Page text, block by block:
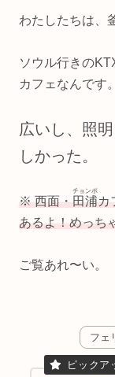
わたしたちは、
ソウル行きの
カフェなんです。
広いし、照
しかった。
※ 西面・田浦
チョンポ
カ
あるよ！めっち
ご覧あれ〜い。
フェ